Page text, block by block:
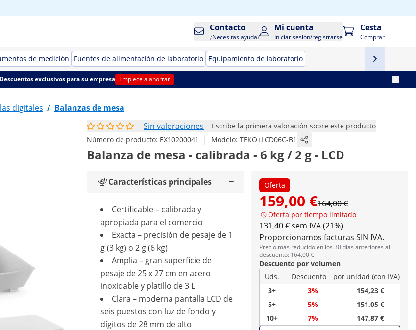
Contacto
¿Necesitas ayuda?
Mi cuenta
Iniciar sesión/registrarse
Cesta
Comprar
de medición Fuentes de alimentación de laboratorio Equipamiento de laboratorio
Descuentos exclusivos para su empresa Empiece a ahorrar
digitales / Balanzas de mesa
Sin valoraciones
Escribe la primera valoración sobre este producto
Número de producto: EX10200041 | Modelo: TEKO+LCD06C-B1
Balanza de mesa - calibrada - 6 kg / 2 g - LCD
Oferta
159,00 €164,00 €
Oferta por tiempo limitado
131,40 € sem IVA (21%)
Proporcionamos facturas SIN IVA.
Precio más reducido en los 30 días anteriores al
descuento: 164,00 €
Descuento por volumen
Uds.
Descuento
por unidad (con IVA)
3+
3%
154,23 €
5+
5%
151,05 €
10+
7%
147,87 €
Características principales
Certificable – calibrada y
apropiada para el comercio
Exacta – precisión de pesaje de 1
g (3 kg) o 2 g (6 kg)
Amplia – gran superficie de
pesaje de 25 x 27 cm en acero
inoxidable y platillo de 3 L
Clara – moderna pantalla LCD de
seis puestos con luz de fondo y
dígitos de 28 mm de alto